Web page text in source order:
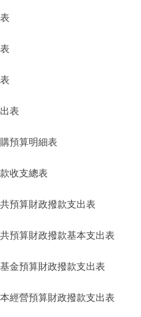
12345網上接訴即辦
調查
概況
北京
表
預算明細表
收支總表
算財政撥款支出表
算財政撥款基本支出表
預算財政撥款支出表
營預算財政撥款支出表